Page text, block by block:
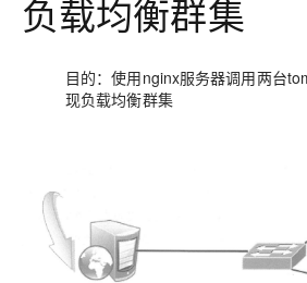
负载均衡群集
目的：使用nginx服务器调用两台
现负载均衡群集